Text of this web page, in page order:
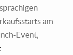
am
Event,